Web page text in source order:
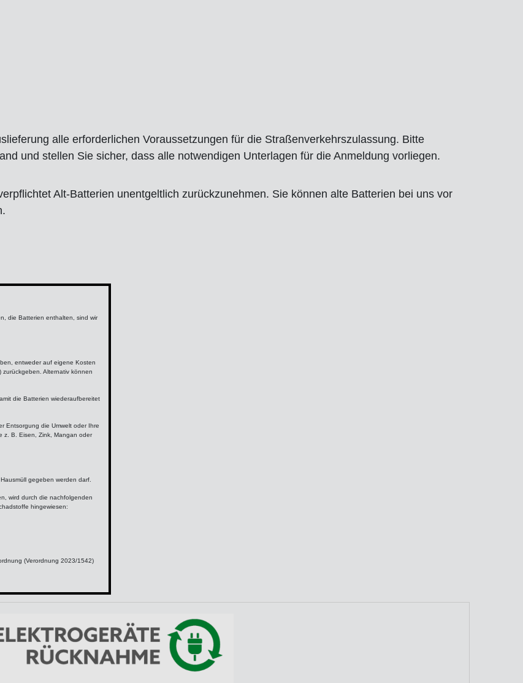
alle erforderlichen Voraussetzungen für die Straßenverkehrszulassung. Bitte
und stellen Sie sicher, dass alle notwendigen Unterlagen für die Anmeldung vorliegen.
Alt-Batterien unentgeltlich zurückzunehmen. Sie können alte Batterien bei uns vor
die Batterien enthalten, sind wir
entweder auf eigene Kosten
Alternativ können
die Batterien wiederaufbereitet
Entsorgung die Umwelt oder Ihre
z. B. Eisen, Zink, Mangan oder
gegeben werden darf.
wird durch die nachfolgenden
hingewiesen:
(Verordnung 2023/1542)